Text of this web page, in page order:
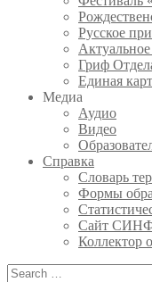
Русское
Гриф
Единая
Медиа
Аудио
Видео
Справка
Словарь
Формы
Сайт
Коллектор